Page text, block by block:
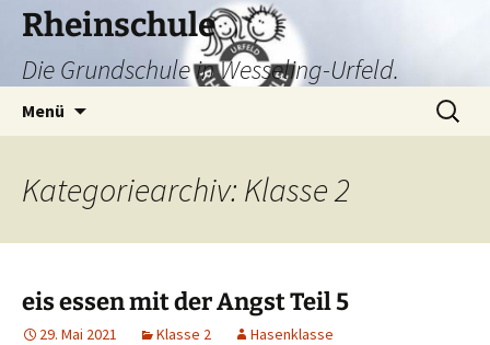
Zum
Inhalt
springen
Rheinschule
Die Grundschule in Wesseling-Urfeld.
Menü
Suchen
nach:
Kategoriearchiv: Klasse 2
eis essen mit der Angst Teil 5
29. Mai 2021 Klasse 2 Hasenklasse